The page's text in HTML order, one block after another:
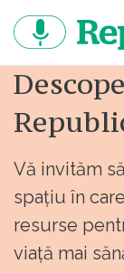
continut
Vă invităm
spațiu în
resurse
viață mai